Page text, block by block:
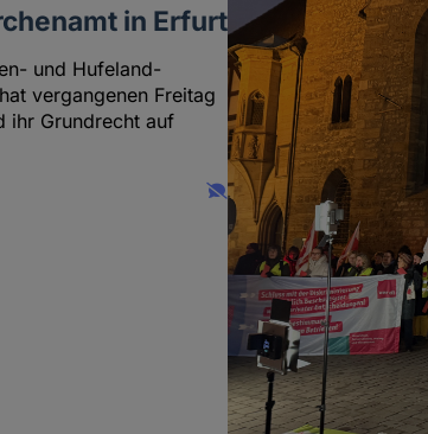
in Erfurt
und Hufeland-
vergangenen Freitag
ihr Grundrecht auf